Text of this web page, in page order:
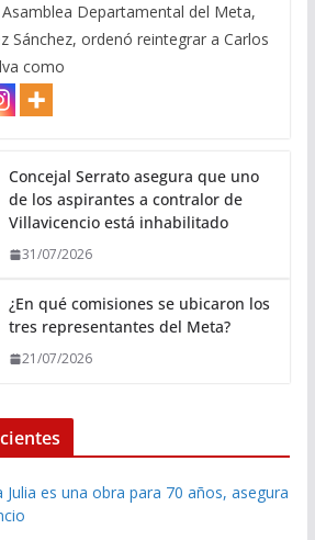
Departamental del Meta,
Sánchez, ordenó reintegrar a Carlos
como
Concejal Serrato asegura que uno
de los aspirantes a contralor de
Villavicencio está inhabilitado
31/07/2026
¿En qué comisiones se ubicaron los
tres representantes del Meta?
21/07/2026
Julia es una obra para 70 años, asegura